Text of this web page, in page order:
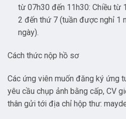
từ 07h30 đến 11h30: Chiều từ
2 đến thứ 7 (tuần được nghỉ 1
ngày).
Cách thức nộp hồ sơ
Các ứng viên muốn đăng ký ứng
yêu cầu chụp ảnh bằng cấp, CV
thân gửi tới địa chỉ hộp thư: